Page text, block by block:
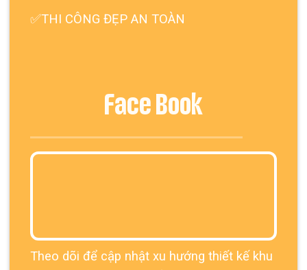
✅THI CÔNG ĐẸP AN TOÀN
Face Book
Theo dõi để cập nhật xu hướng thiết kế khu